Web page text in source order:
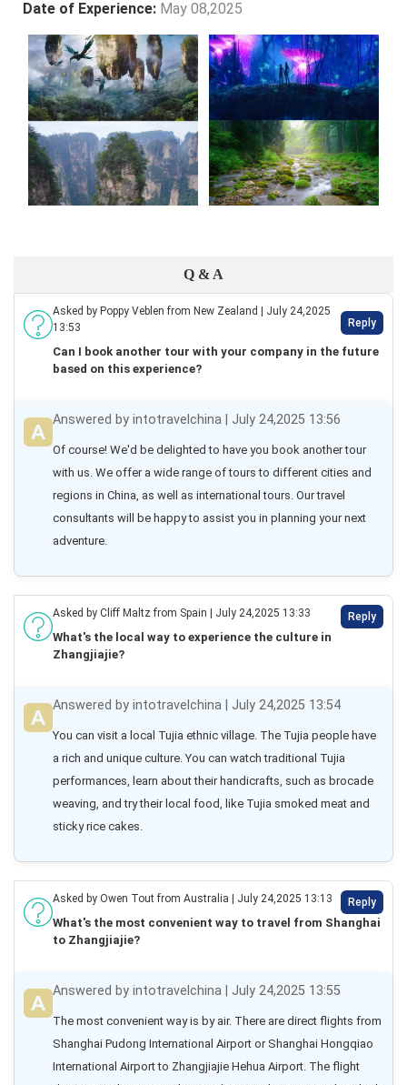
Date of Experience: May 08,2025
Q & A
Asked by Poppy Veblen from New Zealand | July 24,2025
13:53
Reply
Can I book another tour with your company in the future
based on this experience?
Answered by intotravelchina | July 24,2025 13:56
Of course! We'd be delighted to have you book another tour
with us. We offer a wide range of tours to different cities and
regions in China, as well as international tours. Our travel
consultants will be happy to assist you in planning your next
adventure.
Asked by Cliff Maltz from Spain | July 24,2025 13:33 Reply
What's the local way to experience the culture in
Zhangjiajie?
Answered by intotravelchina | July 24,2025 13:54
You can visit a local Tujia ethnic village. The Tujia people have
a rich and unique culture. You can watch traditional Tujia
performances, learn about their handicrafts, such as brocade
weaving, and try their local food, like Tujia smoked meat and
sticky rice cakes.
Asked by Owen Tout from Australia | July 24,2025 13:13 Reply
What's the most convenient way to travel from Shanghai
to Zhangjiajie?
Answered by intotravelchina | July 24,2025 13:55
The most convenient way is by air. There are direct flights from
Shanghai Pudong International Airport or Shanghai Hongqiao
International Airport to Zhangjiajie Hehua Airport. The flight